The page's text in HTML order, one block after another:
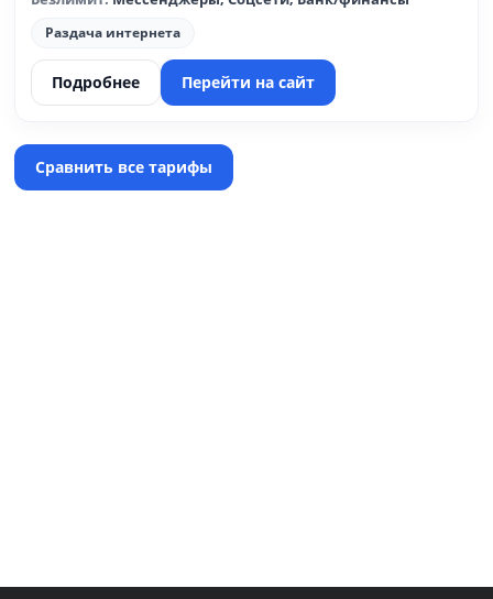
Раздача интернета
Подробнее Перейти на сайт
Сравнить все тарифы